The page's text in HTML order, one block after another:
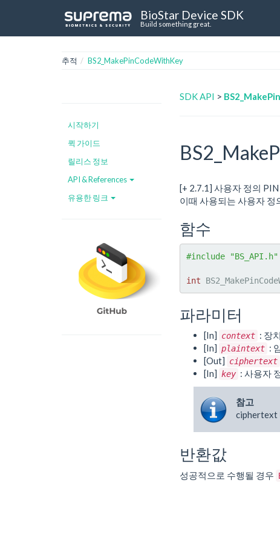
BioStar Device SDK
Build something great.
추적 BS2_MakePinCodeWithKey
시작하기
퀵 가이드
릴리스 정보
API & References
유용한 링크
SDK API >
[+ 2.7.1] 사용자 정의
이때 사용되는 사용자 정
함수
#include "BS_API.h"
int
파라미터
[In] context : 장
[In] plaintext :
[Out] ciphertext
[In] key : 사용자
참고
ciphertext
반환값
성공적으로 수행될 경우